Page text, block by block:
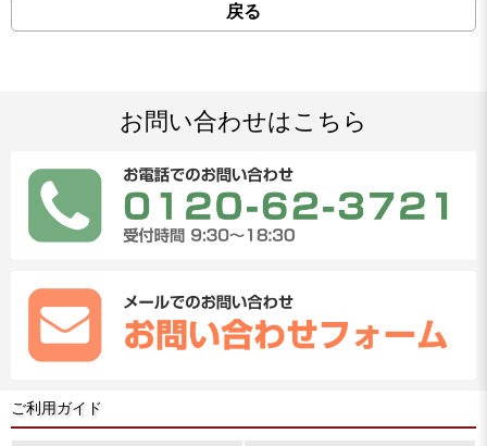
戻る
お問い合わせはこちら
ご利用ガイド